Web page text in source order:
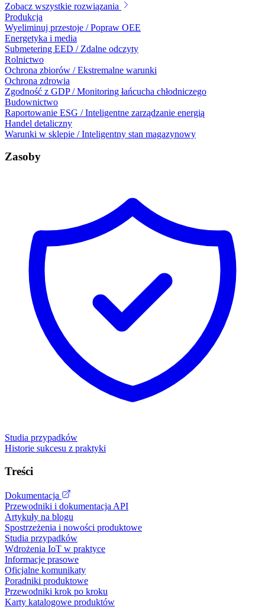
Zobacz wszystkie rozwiązania
Produkcja
Wyeliminuj przestoje / Popraw OEE
Energetyka i media
Submetering EED / Zdalne odczyty
Rolnictwo
Ochrona zbiorów / Ekstremalne warunki
Ochrona zdrowia
Zgodność z GDP / Monitoring łańcucha chłodniczego
Budownictwo
Raportowanie ESG / Inteligentne zarządzanie energią
Handel detaliczny
Warunki w sklepie / Inteligentny stan magazynowy
Zasoby
Studia przypadków
Historie sukcesu z praktyki
Treści
Dokumentacja
Przewodniki i dokumentacja API
Artykuły na blogu
Spostrzeżenia i nowości produktowe
Studia przypadków
Wdrożenia IoT w praktyce
Informacje prasowe
Oficjalne komunikaty
Poradniki produktowe
Przewodniki krok po kroku
Karty katalogowe produktów